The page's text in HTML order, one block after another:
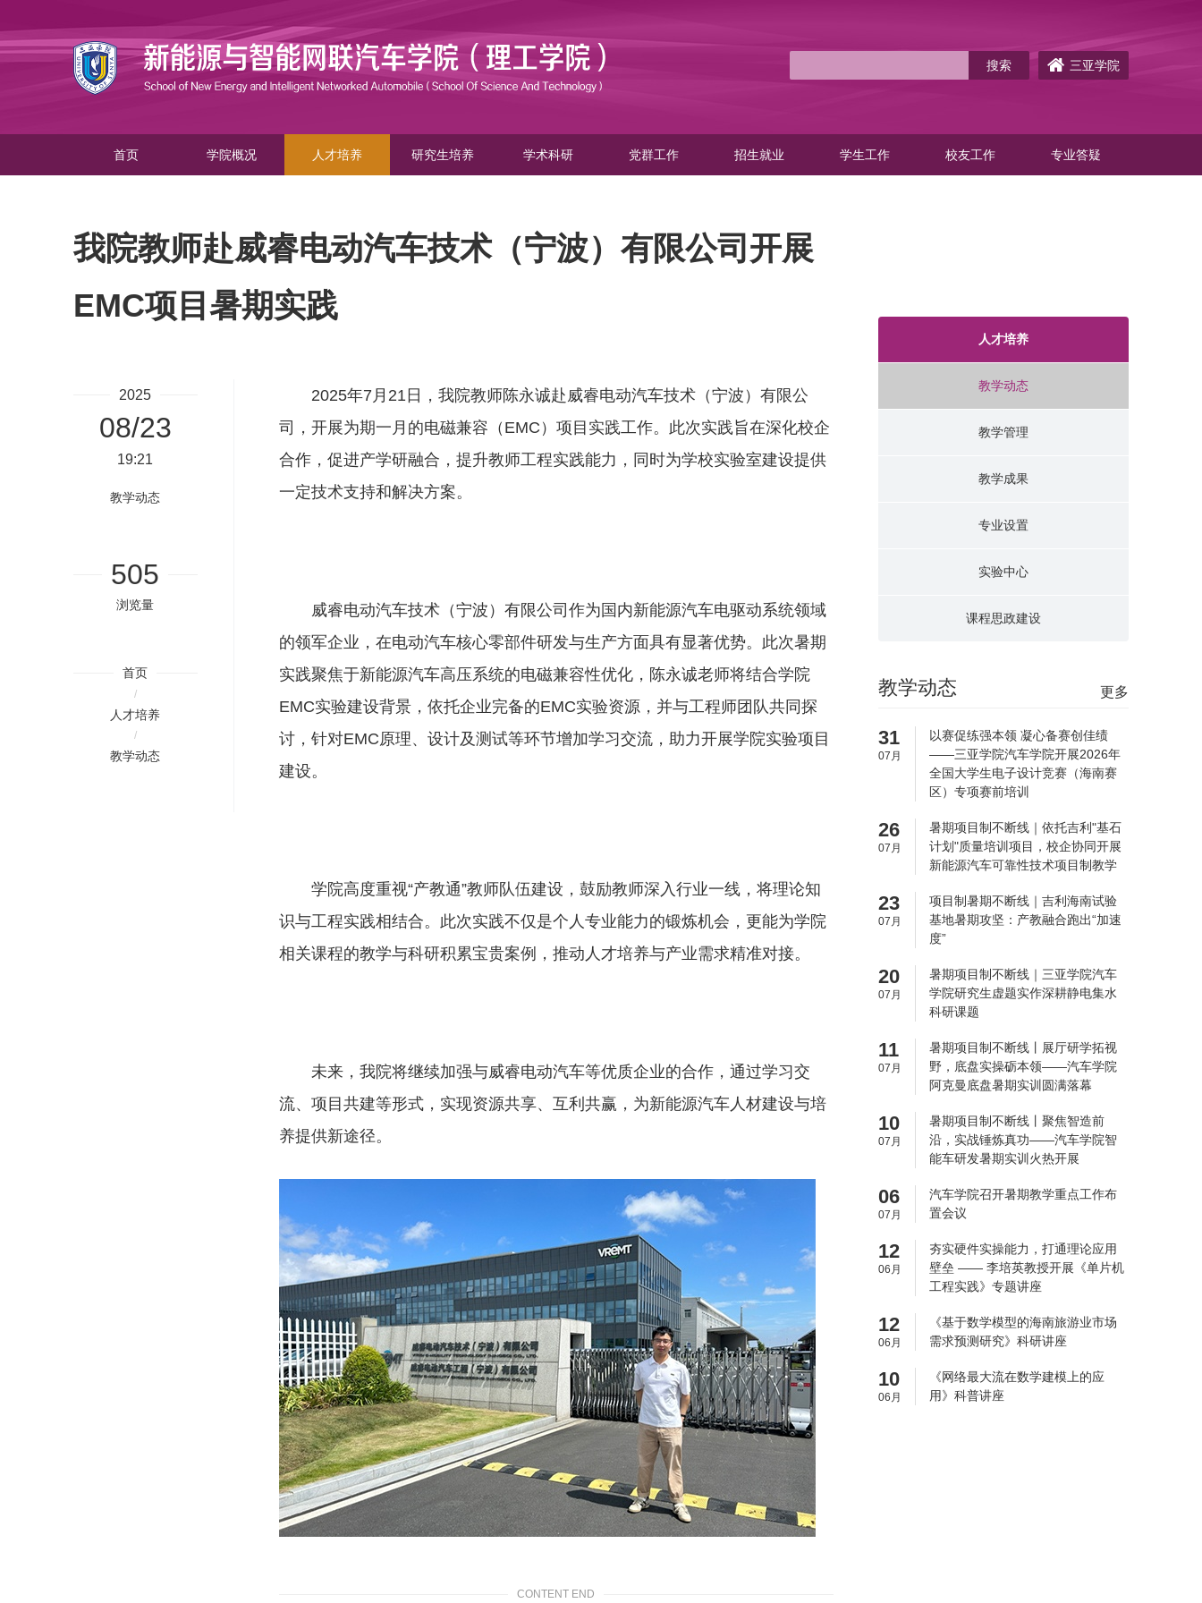
三亚学院
首页 学院概况 人才培养 研究生培养 学术科研 党群工作 招生就业 学生工作 校友工作 专业答疑
我院教师赴威睿电动汽车技术（宁波）有限公司开展
EMC项目暑期实践
2025
08/23
19:21
教学动态
505
浏览量
首页
/
人才培养
/
教学动态
2025年7月21日，我院教师陈永诚赴威睿电动汽车技术（宁波）有限公
司，开展为期一月的电磁兼容（EMC）项目实践工作。此次实践旨在深化校企
合作，促进产学研融合，提升教师工程实践能力，同时为学校实验室建设提供
一定技术支持和解决方案。
威睿电动汽车技术（宁波）有限公司作为国内新能源汽车电驱动系统领域
的领军企业，在电动汽车核心零部件研发与生产方面具有显著优势。此次暑期
实践聚焦于新能源汽车高压系统的电磁兼容性优化，陈永诚老师将结合学院
EMC实验建设背景，依托企业完备的EMC实验资源，并与工程师团队共同探
讨，针对EMC原理、设计及测试等环节增加学习交流，助力开展学院实验项目
建设。
学院高度重视“产教通”教师队伍建设，鼓励教师深入行业一线，将理论知
识与工程实践相结合。此次实践不仅是个人专业能力的锻炼机会，更能为学院
相关课程的教学与科研积累宝贵案例，推动人才培养与产业需求精准对接。
未来，我院将继续加强与威睿电动汽车等优质企业的合作，通过学习交
流、项目共建等形式，实现资源共享、互利共赢，为新能源汽车人材建设与培
养提供新途径。
CONTENT END
人才培养
教学动态
教学管理
教学成果
专业设置
实验中心
课程思政建设
教学动态 更多
31
07月
以赛促练强本领 凝心备赛创佳绩
——三亚学院汽车学院开展2026年
全国大学生电子设计竞赛（海南赛
区）专项赛前培训
26
07月
暑期项目制不断线｜依托吉利"基石
计划"质量培训项目，校企协同开展
新能源汽车可靠性技术项目制教学
23
07月
项目制暑期不断线｜吉利海南试验
基地暑期攻坚：产教融合跑出“加速
度”
20
07月
暑期项目制不断线｜三亚学院汽车
学院研究生虚题实作深耕静电集水
科研课题
11
07月
暑期项目制不断线丨展厅研学拓视
野，底盘实操砺本领——汽车学院
阿克曼底盘暑期实训圆满落幕
10
07月
暑期项目制不断线丨聚焦智造前
沿，实战锤炼真功——汽车学院智
能车研发暑期实训火热开展
06
07月
汽车学院召开暑期教学重点工作布
置会议
12
06月
夯实硬件实操能力，打通理论应用
壁垒 —— 李培英教授开展《单片机
工程实践》专题讲座
12
06月
《基于数学模型的海南旅游业市场
需求预测研究》科研讲座
10
06月
《网络最大流在数学建模上的应
用》科普讲座